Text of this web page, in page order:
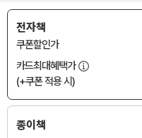
전자책
쿠폰할인가
카드최대혜택가
(+쿠폰 적용 시)
종이책